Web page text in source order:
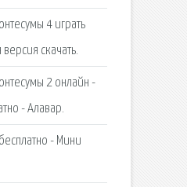
4 играть
скачать.
2 онлайн -
- Алавар.
- Мини